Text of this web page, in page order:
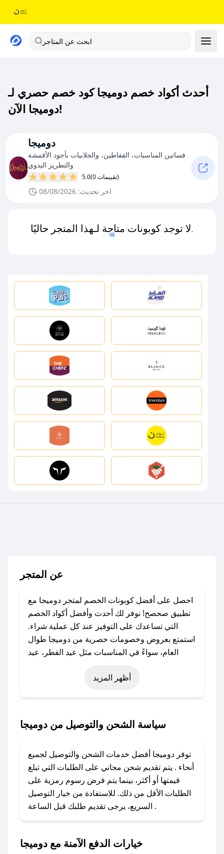
ابحث عن المتاجر
أحدث أكواد خصم دوميجا كود خصم حصري لـ
دوميجا الآن!
دوميجا
فساتين المناسبات، القفاطين، والجلابيات بأجود الأقمشة
والتطريز اليدوي
5.0 (0 تقييمات)
اخر تحديث: 08/08/2026
لا توجد كوبونات متاحة لـهذا المتجر حاليًا.
عن المتجر
احصل على أفضل كوبونات الخصم لمتجر دوميجا مع
تطبيق صحصح! نوفر لك أحدث وأفضل أكواد الخصم
التي تساعدك على التوفير عند كل عملية شراء.
استمتع بعروض وخصومات حصرية من دوميجا طوال
العام، سواءً في المناسبات مثل عيد الفطر، عيد
الأضحى، الجمعة البيضاء (شهر نوفمبر)، رمضان،
اليوم الوطني، يوم التأسيس، أو حتى عروض خاصة
باستخدام تطبيق صحصح، يمكنك العثور بسهولة على
تواصل معنا عبر تويتر أو البريد الإلكتروني لإضافته
بسرعة.
### كيفية استخدام كود خصم دوميجا؟
1. انسخ كود الخصم من تطبيق صحصح.
2. الصقه في خانة الدفع عند التسوق من دوميجا.
### ماذا أفعل إذا لم يعمل كود الخصم؟
أظهر المزيد
سياسة الشحن والتوصيل من دوميجا
توفر دوميجا أفضل خدمات الشحن والتوصيل لجميع
أنحاء . يتم تقديم شحن مجاني على الطلبات التي تبلغ
قيمتها أو أكثر، بينما يتم فرض رسوم رمزية على
الطلبات الأقل من ذلك. للاستفادة من خيار التوصيل
السريع، يرجى تقديم طلبك قبل الساعة .
خيارات الدفع الآمنة مع دوميجا